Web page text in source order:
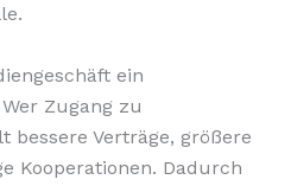
ein
Zugang zu
bessere Verträge, größere
Kooperationen. Dadurch